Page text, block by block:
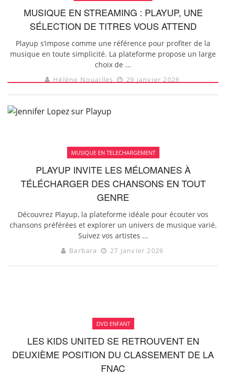
MUSIQUE EN STREAMING : PLAYUP, UNE
SÉLECTION DE TITRES VOUS ATTEND
Playup s’impose comme une référence pour profiter de la
musique en toute simplicité. La plateforme propose un large
choix de ...
Hélène Nouailles 29 janvier 2026
MUSIQUE EN TELECHARGEMENT
PLAYUP INVITE LES MÉLOMANES À
TÉLÉCHARGER DES CHANSONS EN TOUT
GENRE
Découvrez Playup, la plateforme idéale pour écouter vos
chansons préférées et explorer un univers de musique varié.
Suivez vos artistes ...
Barbara 27 janvier 2026
DVD ENFANT
LES KIDS UNITED SE RETROUVENT EN
DEUXIÈME POSITION DU CLASSEMENT DE LA
FNAC